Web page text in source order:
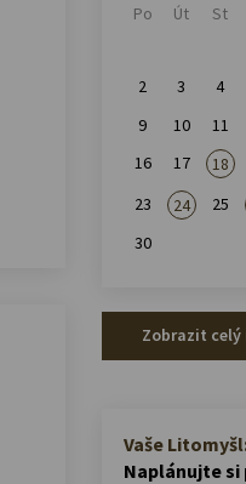
Po Út St
2
3 4
9
10 11
16
17 18
23
24 25
30
Zobrazit
Vaše
Naplánujte si